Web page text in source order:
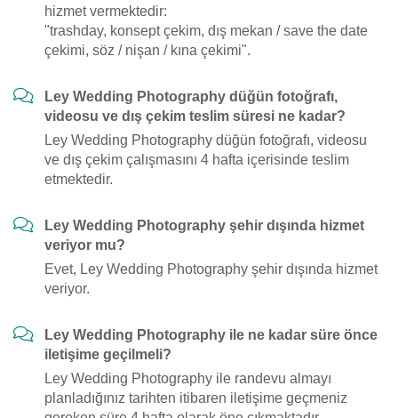
hizmet vermektedir:
"trashday, konsept çekim, dış mekan / save the date
çekimi, söz / nişan / kına çekimi".
Ley Wedding Photography düğün fotoğrafı,
videosu ve dış çekim teslim süresi ne kadar?
Ley Wedding Photography düğün fotoğrafı, videosu
ve dış çekim çalışmasını 4 hafta içerisinde teslim
etmektedir.
Ley Wedding Photography şehir dışında hizmet
veriyor mu?
Evet, Ley Wedding Photography şehir dışında hizmet
veriyor.
Ley Wedding Photography ile ne kadar süre önce
iletişime geçilmeli?
Ley Wedding Photography ile randevu almayı
planladığınız tarihten itibaren iletişime geçmeniz